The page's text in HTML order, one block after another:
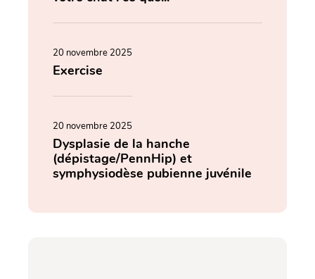
20 novembre 2025
Exercise
20 novembre 2025
Dysplasie de la hanche
(dépistage/PennHip) et
symphysiodèse pubienne juvénile